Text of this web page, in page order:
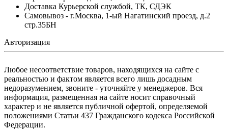
Доставка Курьерской службой, ТК, СДЭК
Самовывоз - г.Москва, 1-ый Нагатинский проезд, д.2
стр.35БН
Авторизация
Любое несоответствие товаров, находящихся на сайте с
реальностью и фактом является всего лишь досадным
недоразумением, звоните - уточняйте у менеджеров. Вся
информация, размещенная на сайте носит справочный
характер и не является публичной офертой, определяемой
положениями Статьи 437 Гражданского кодекса Российской
Федерации.